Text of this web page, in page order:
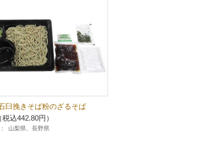
臼挽きそば粉のざるそば
込442.80円）
山梨県、長野県